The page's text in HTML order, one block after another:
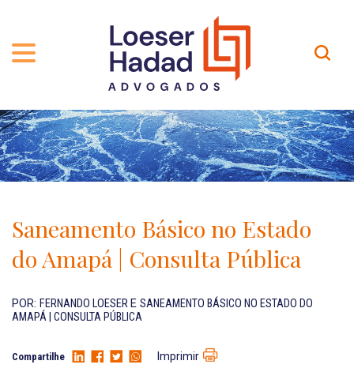
QUEM SOMOS
TRAJETÓRIA
INCLUSÃO E DIVERSIDADE
PRÊMIOS
NOSSA EQUIPE
ÁREAS DE ATUAÇÃO
PROFISSIONAIS
CARREIRA
Contato
Localização
EN-US
Saneamento Básico no Estado
do Amapá | Consulta Pública
POR: FERNANDO LOESER E SANEAMENTO BÁSICO NO ESTADO DO
AMAPÁ | CONSULTA PÚBLICA
Compartilhe Imprimir